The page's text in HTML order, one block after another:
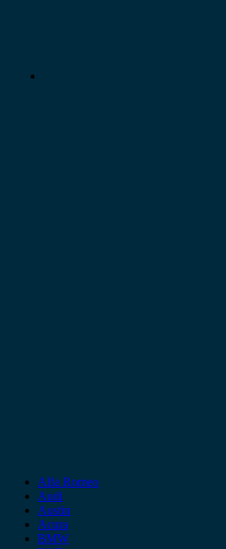
Alfa Romeo
Audi
Austin
Acura
BMW